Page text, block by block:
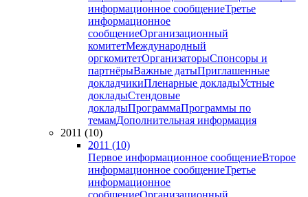
информационное сообщениеТретье
информационное
сообщениеОрганизационный
комитетМеждународный
оргкомитетОрганизаторыСпонсоры и
партнёрыВажные датыПриглашенные
докладчикиПленарные докладыУстные
докладыСтендовые
докладыПрограммаПрограммы по
темамДополнительная информация
2011 (10)
2011 (10)
Первое информационное сообщениеВторое
информационное сообщениеТретье
информационное
сообщениеОрганизационный